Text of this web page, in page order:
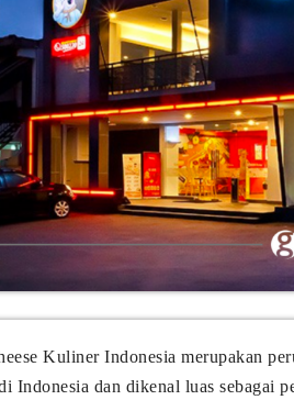
Kuliner Indonesia merupakan
Indonesia dan dikenal luas sebagai